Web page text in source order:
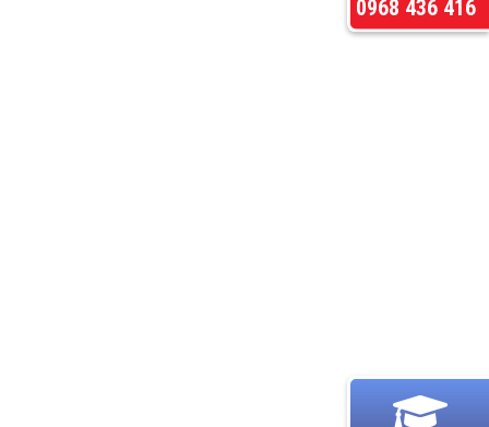
0968 436 416